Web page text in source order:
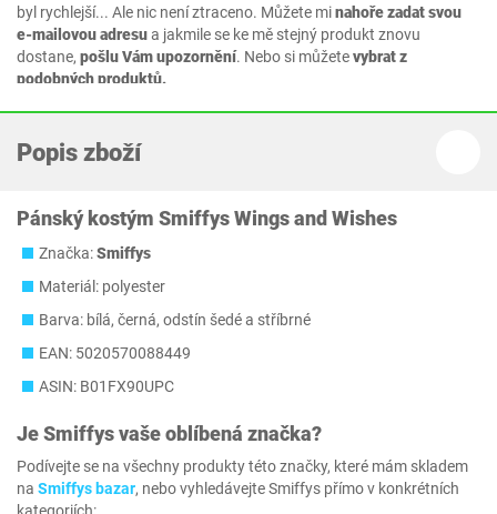
byl rychlejší... Ale nic není ztraceno. Můžete minahoře zadat svou
e-mailovou adresua jakmile se ke mě stejný produkt znovu
dostane, pošlu Vám upozornění. Nebo si můžetevybrat z
podobných produktů.
Popis zboží
Pánský kostým Smiffys Wings and Wishes
Značka:Smiffys
Materiál: polyester
Barva: bílá, černá, odstín šedé a stříbrné
EAN: 5020570088449
ASIN: B01FX90UPC
JeSmiffysvaše oblíbená značka?
Podívejte se na všechny produkty této značky, které mám skladem
na Smiffys bazar, nebo vyhledávejte Smiffys přímo v konkrétních